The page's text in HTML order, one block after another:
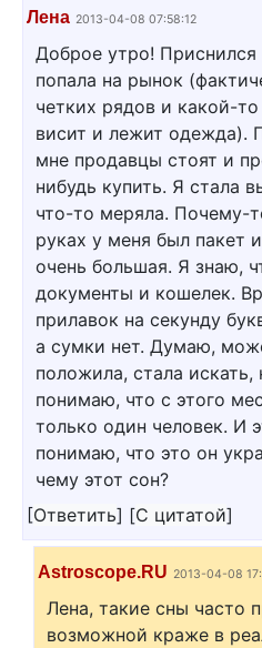
Лена 2013-04-08 07:58:12
Доброе утро! Приснился
попала на рынок
четких рядов и какой-
висит и лежит одежда).
мне продавцы стоят и
нибудь купить. Я стала
что-то меряла. Почему-
руках у меня был пакет
очень большая. Я знаю,
документы и кошелек.
прилавок на секунду
а сумки нет. Думаю,
положила, стала искать,
понимаю, что с этого
только один человек. И
понимаю, что это он
чему этот сон?
[Ответить] [С цитатой]
Astroscope.RU 2013-04-08
Лена, такие сны часто
возможной краже в